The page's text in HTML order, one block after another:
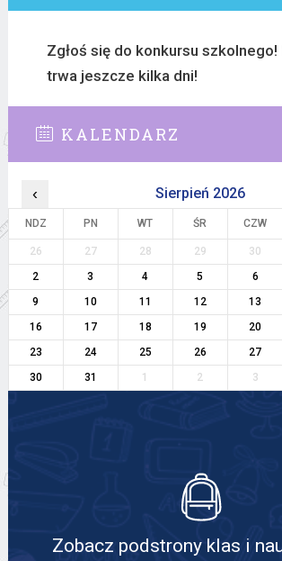
Zgłoś się do konkursu szkolnego!
trwa jeszcze kilka dni!
KALENDARZ
‹ Sierpień 2026
NDZ PN WT ŚR CZW
26 27 28 29 30
2
3 4 5 6
9
10 11 12 13
16
17 18 19 20
23
24 25 26 27
30
31 1 2 3
Zobacz podstrony klas i